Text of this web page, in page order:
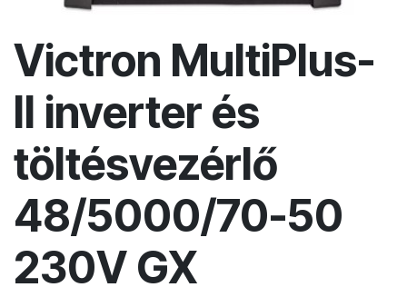
Victron MultiPlus-
II inverter és
töltésvezérlő
48/5000/70-50
230V GX